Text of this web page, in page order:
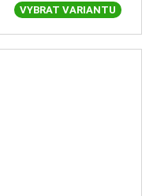
VYBRAT VARIANTU